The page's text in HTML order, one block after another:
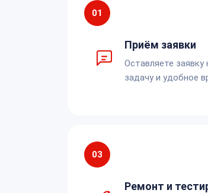
01
Приём заявки
Оставляете заявку
задачу и удобное
03
Ремонт и